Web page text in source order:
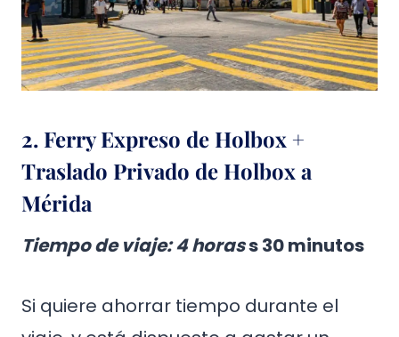
2. Ferry Expreso de Holbox +
Traslado Privado de Holbox a
Mérida
Tiempo de viaje: 4 horass 30 minutos
Si quiere ahorrar tiempo durante el